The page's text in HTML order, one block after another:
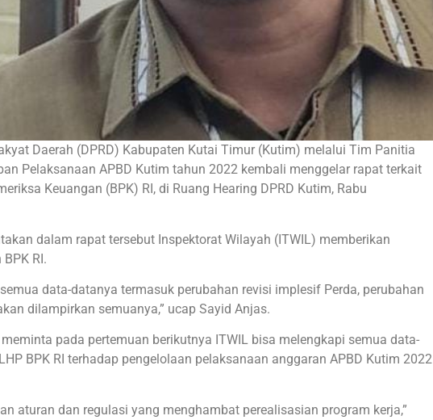
Daerah (DPRD) Kabupaten Kutai Timur (Kutim) melalui Tim Panitia
Pelaksanaan APBD Kutim tahun 2022 kembali menggelar rapat terkait
Keuangan (BPK) RI, di Ruang Hearing DPRD Kutim, Rabu
dalam rapat tersebut Inspektorat Wilayah (ITWIL) memberikan
RI.
data-datanya termasuk perubahan revisi implesif Perda, perubahan
dilampirkan semuanya,” ucap Sayid Anjas.
pada pertemuan berikutnya ITWIL bisa melengkapi semua data-
BPK RI terhadap pengelolaan pelaksanaan anggaran APBD Kutim 2022
aturan dan regulasi yang menghambat perealisasian program kerja,”